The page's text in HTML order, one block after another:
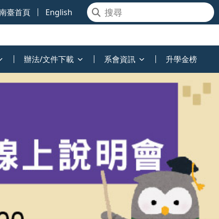
臺首頁 English
辦法/文件下載 系會資訊 升學金榜